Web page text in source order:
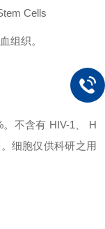
Cells
组织。
不含有 HIV-1、 H
细胞仅供科研之用